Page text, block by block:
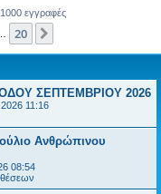
εγγραφές
20
ΣΕΠΤΕΜΒΡΙΟΥ 2026
11:16
Ανθρώπινου
08:54